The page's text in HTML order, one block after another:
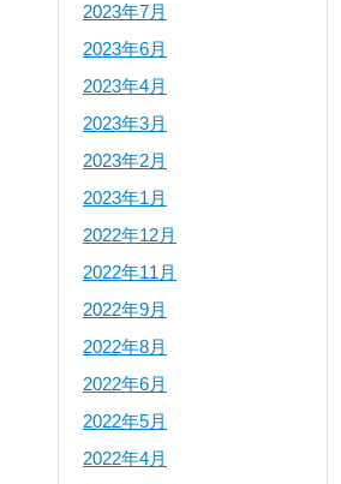
2023年7月
2023年6月
2023年4月
2023年3月
2023年2月
2023年1月
2022年12月
2022年11月
2022年9月
2022年8月
2022年6月
2022年5月
2022年4月